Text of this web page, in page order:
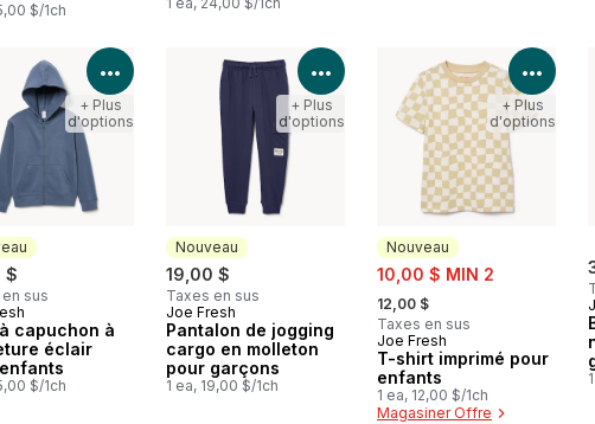
$/1ch
$
sus
capuchon à
éclair
$/1ch
Voir les détails du produit
+ Plus
d'options
Nouveau
19,00 $
Taxes en sus
Nouveau
Joe Fresh
Pantalon de jogging
cargo en molleton
pour garçons
1 ea, 19,00 $/1ch
Voir les détails du produit
+ Plus
d'options
Nouveau
sale:
10,00 $ MIN 2
, formerly:
12,00 $
Taxes en sus
Nouveau
Joe Fresh
T-shirt imprimé pour
enfants
1 ea, 12,00 $/1ch
Magasiner Offre
Voir
+ Plus
d'options